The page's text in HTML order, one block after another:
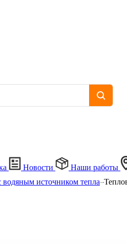
Новости Наши работы
водяным источником тепла